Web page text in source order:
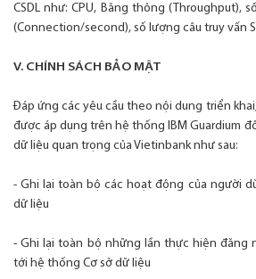
CSDL như: CPU, Băng thông (Throughput),
(Connection/second), số lượng câu truy vấn
V. CHÍNH SÁCH BẢO MẬT
Đáp ứng các yêu cầu theo nội dung triển
được áp dụng trên hệ thống IBM Guardium
dữ liệu quan trọng của Vietinbank như sau:
- Ghi lại toàn bộ các hoạt động của người
dữ liệu
- Ghi lại toàn bộ những lần thực hiện đăng
tới hệ thống Cơ sở dữ liệu